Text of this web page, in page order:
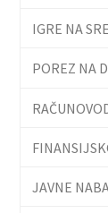
IGRE NA
POREZ NA
JAVNE